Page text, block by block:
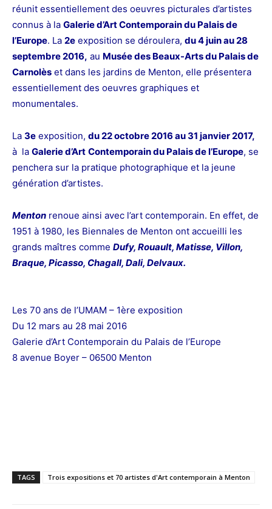
réunit essentiellement des oeuvres picturales d’artistes
connus à la Galerie d’Art Contemporain du Palais de
l’Europe. La 2e exposition se déroulera, du 4 juin au 28
septembre 2016, au Musée des Beaux-Arts du Palais de
Carnolès et dans les jardins de Menton, elle présentera
essentiellement des oeuvres graphiques et
monumentales.
La 3e exposition, du 22 octobre 2016 au 31 janvier 2017,
à la Galerie d’Art Contemporain du Palais de l’Europe, se
penchera sur la pratique photographique et la jeune
génération d’artistes.
Menton renoue ainsi avec l’art contemporain. En effet, de
1951 à 1980, les Biennales de Menton ont accueilli les
grands maîtres comme Dufy, Rouault, Matisse, Villon,
Braque, Picasso, Chagall, Dali, Delvaux.
Les 70 ans de l’UMAM – 1ère exposition
Du 12 mars au 28 mai 2016
Galerie d’Art Contemporain du Palais de l’Europe
8 avenue Boyer – 06500 Menton
TAGS Trois expositions et 70 artistes d'Art contemporain à Menton